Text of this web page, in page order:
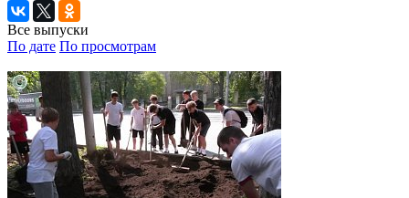
Все выпуски
По дате По просмотрам